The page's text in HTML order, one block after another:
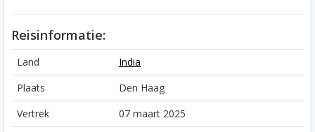
Reisinformatie:
Land
India
Plaats
Den Haag
Vertrek
07 maart 2025